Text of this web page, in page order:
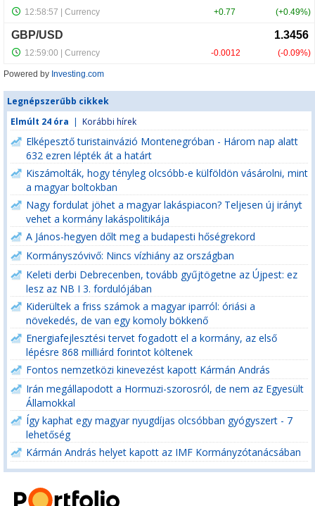
Powered by Investing.com
Legnépszerűbb cikkek
Elmúlt 24 óra | Korábbi hírek
Elképesztő turistainvázió Montenegróban - Három nap alatt
632 ezren lépték át a határt
Kiszámolták, hogy tényleg olcsóbb-e külföldön vásárolni, mint
a magyar boltokban
Nagy fordulat jöhet a magyar lakáspiacon? Teljesen új irányt
vehet a kormány lakáspolitikája
A János-hegyen dőlt meg a budapesti hőségrekord
Kormányszóvivő: Nincs vízhiány az országban
Keleti derbi Debrecenben, tovább gyűjtögetne az Újpest: ez
lesz az NB I 3. fordulójában
Kiderültek a friss számok a magyar iparról: óriási a
növekedés, de van egy komoly bökkenő
Energiafejlesztési tervet fogadott el a kormány, az első
lépésre 868 milliárd forintot költenek
Fontos nemzetközi kinevezést kapott Kármán András
Irán megállapodott a Hormuzi-szorosról, de nem az Egyesült
Államokkal
Így kaphat egy magyar nyugdíjas olcsóbban gyógyszert - 7
lehetőség
Kármán András helyet kapott az IMF Kormányzótanácsában